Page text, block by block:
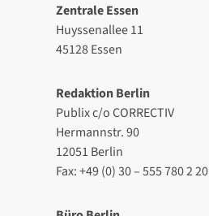
Zentrale Essen
Huyssenallee 11
45128 Essen
Redaktion Berlin
Publix c/o CORRECTIV
Hermannstr. 90
12051 Berlin
Fax: +49 (0) 30 – 555 780 2 20